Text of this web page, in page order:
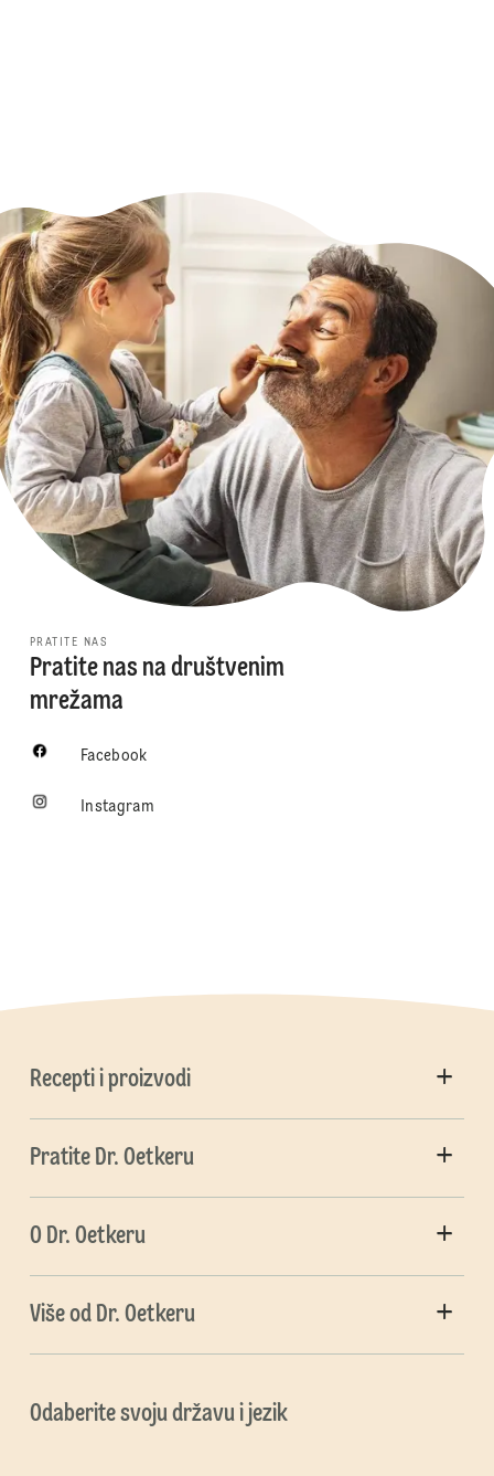
PRATITE NAS
Pratite nas na društvenim
mrežama
Facebook
Instagram
Recepti i proizvodi
Pratite Dr. Oetkeru
O Dr. Oetkeru
Više od Dr. Oetkeru
Odaberite svoju državu i jezik